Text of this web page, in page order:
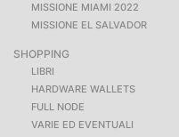
MISSIONE MIAMI 2022
MISSIONE EL SALVADOR
SHOPPING
LIBRI
HARDWARE WALLETS
FULL NODE
VARIE ED EVENTUALI